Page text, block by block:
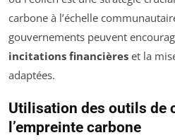
carbone à l’échelle
gouvernements peuvent
incitations financières et la
adaptées.
Utilisation des outils de
l’empreinte carbone